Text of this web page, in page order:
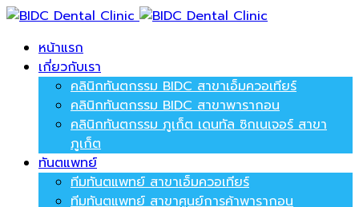
หน้าแรก
เกี่ยวกับเรา
คลินิกทันตกรรม BIDC สาขาเอ็มควอเทียร์
คลินิกทันตกรรม BIDC สาขาพารากอน
คลินิกทันตกรรม ภูเก็ต เดนทัล ซิกเนเจอร์ สาขา
ภูเก็ต
ทันตแพทย์
ทีมทันตแพทย์ สาขาเอ็มควอเทียร์
ทีมทันตแพทย์ สาขาศูนย์การค้าพารากอน